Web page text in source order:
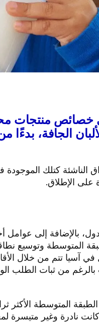
خصائص منتجات
الجافة،
الناشئة كتلك
على الإطلاق.
بالإضافة إلى
المتوسطة وتوسيع
آسيا تتم من خلال
بالرغم من ثبات
المتوسطة الأكثر
نادرة وغير متيسرة